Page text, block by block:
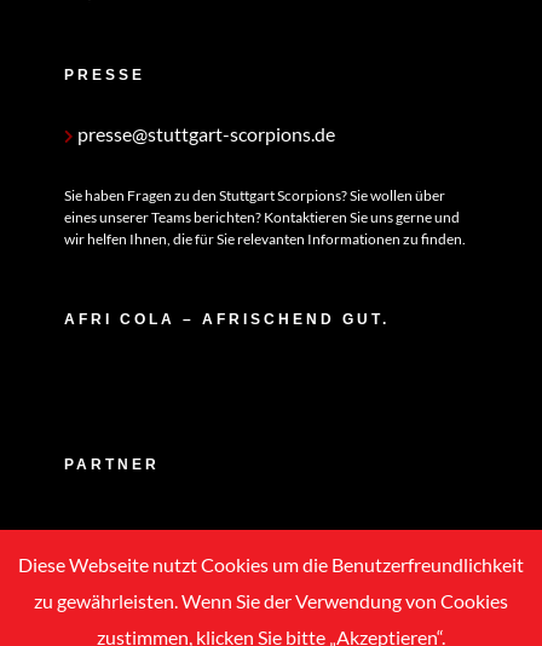
PRESSE
presse@stuttgart-scorpions.de
Sie haben Fragen zu den Stuttgart Scorpions? Sie wollen über
eines unserer Teams berichten? Kontaktieren Sie uns gerne und
wir helfen Ihnen, die für Sie relevanten Informationen zu finden.
AFRI COLA – AFRISCHEND GUT.
PARTNER
Diese Webseite nutzt Cookies um die Benutzerfreundlichkeit
zu gewährleisten. Wenn Sie der Verwendung von Cookies
zustimmen, klicken Sie bitte „Akzeptieren“.